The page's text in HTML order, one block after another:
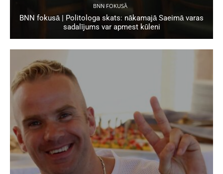
BNN FOKUSĀ
BNN fokusā | Politologa skats: nākamajā Saeimā varas
sadalījums var apmest kūleni